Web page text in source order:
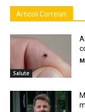
Articoli Correlati
Salute